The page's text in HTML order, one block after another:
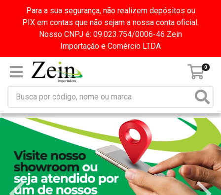
Para a sua segurança, não realizem depósitos ou
PIX em contas que não sejam a nossa conta oficial.
Nosso CNPJ é: 09.023.754/0006-46 Zein
Importação e Comércio LTDA
0